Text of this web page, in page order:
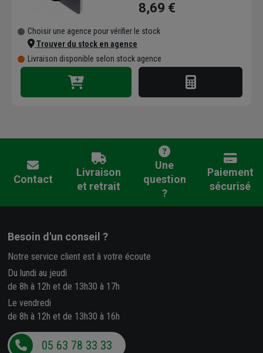
8,69 €
Choisir une agence pour vérifier le stock
Trouver du stock en agence
Livraison disponible selon stock agence
Contact
Livraison
et retrait
Une
question
?
Paiement
sécurisé
Besoin d'un conseil ?
Notre service client est à votre écoute
Du lundi au jeudi
de 8h à 12h et de 13h30 à 17h
Le vendredi
de 8h à 12h et de 13h30 à 16h
05 63 78 33 33